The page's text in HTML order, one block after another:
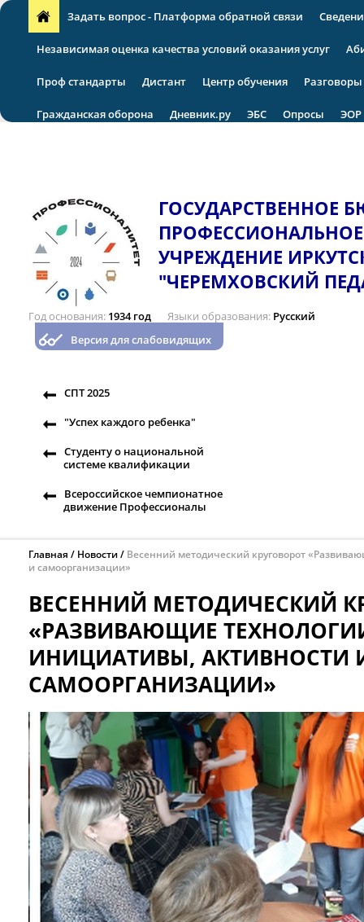
Задать вопрос - Платформа обратной связи
Независимая оценка качества условий оказания услуг
Проф стандарты Дистант Центр обучения
Гражданская оборона Дневник.ру ЭБС Опросы ЭОР
ГОСУДАРСТВЕННОЕ
УЧРЕЖДЕНИЕ
"ЧЕРЕМХОВСКИЙ
Год основания 1934 год Языки образования Русский
Версия для слабовидящих
СПТ 2025
"Успех каждого ребенка"
Студенту о национальной
системе квалификации
Всероссийское чемпионатное
движение Профессионалы
Главная Новости
Весенний методический круговорот
и самоорганизации»
ВЕСЕННИЙ МЕТОДИЧЕСКИЙ
«РАЗВИВАЮЩИЕ
ИНИЦИАТИВЫ, АКТИВНОСТИ
САМООРГАНИЗАЦИИ»